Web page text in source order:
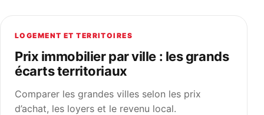
LOGEMENT ET TERRITOIRES
Prix immobilier par ville : les grands
écarts territoriaux
Comparer les grandes villes selon les prix
d’achat, les loyers et le revenu local.